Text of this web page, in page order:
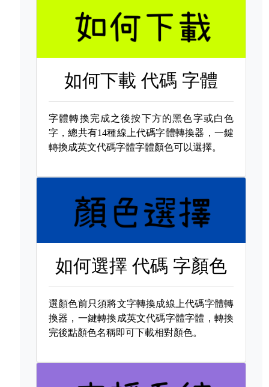
如何下載代碼 字體
字體轉換完成之後按下方的黑色字或白色
字，總共有14種線上代碼字體轉換器，一鍵
轉換成英文代碼字體字體顏色可以選擇。
如何選擇代碼 字顏色
選顏色前只須將文字轉換成線上代碼字體轉
換器，一鍵轉換成英文代碼字體字體，轉換
完後點顏色名稱即可下載相對顏色。